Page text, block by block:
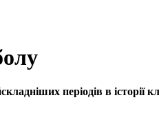
періодів в історії